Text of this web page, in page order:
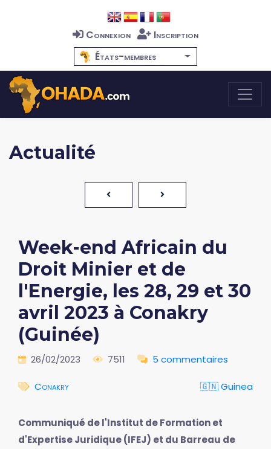
Connexion
Inscription
États-membres
Actualité
Week-end Africain du
Droit Minier et de
l'Energie, les 28, 29 et 30
avril 2023 à Conakry
(Guinée)
26/02/2023 7511 5 commentaires
🇬🇳 Guinea
Conakry
Communiqué de l'Institut de Formation et
d'Expertise Juridique (IFEJ) et du Barreau de